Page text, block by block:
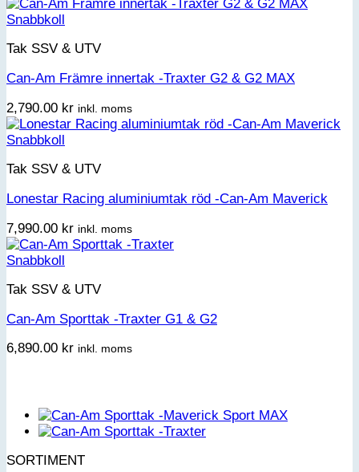
Snabbkoll
Tak SSV & UTV
Can-Am Främre innertak -Traxter G2 & G2 MAX
2,790.00 kr inkl. moms
Snabbkoll
Tak SSV & UTV
Lonestar Racing aluminiumtak röd -Can-Am Maverick
7,990.00 kr inkl. moms
Snabbkoll
Tak SSV & UTV
Can-Am Sporttak -Traxter G1 & G2
6,890.00 kr inkl. moms
SORTIMENT